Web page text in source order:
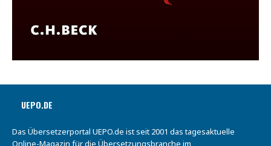
UEPO.DE
Das Übersetzerportal UEPO.de ist seit 2001 das tagesaktuelle
Online-Magazin für die Übersetzungsbranche im